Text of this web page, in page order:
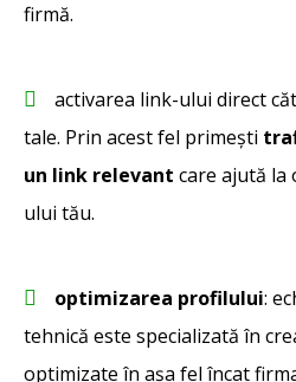
firmă.
activarea link-ului direct
tale. Prin acest fel primești
un link relevant care ajută la
ului tău.
optimizarea profilului:
tehnică este specializată în
optimizate în așa fel încat